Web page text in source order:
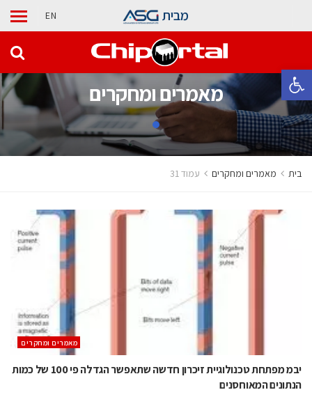
פתח סרגל נגישות
מבית EN
מאמרים ומחקרים
בית מאמרים ומחקרים עמוד 31
מאמרים ומחקרים
יבמ מפתחת טכנולוגיית זיכרון חדשה שתאפשר הגדלה פי 100 של כמות
הנתונים המאוחסנים